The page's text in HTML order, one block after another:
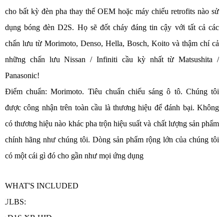
cho bất kỳ đèn pha thay thế OEM hoặc máy chiếu retrofits nào sử
dụng bóng đèn D2S. Họ sẽ đốt cháy đáng tin cậy với tất cả các
chấn lưu từ Morimoto, Denso, Hella, Bosch, Koito và thậm chí cả
những chấn lưu Nissan / Infiniti cầu kỳ nhất từ ​​Matsushita /
Panasonic!
Điểm chuẩn: Morimoto. Tiêu chuẩn chiếu sáng ô tô. Chúng tôi
được công nhận trên toàn cầu là thương hiệu để đánh bại. Không
có thương hiệu nào khác pha trộn hiệu suất và chất lượng sản phẩm
chính hãng như chúng tôi. Dòng sản phẩm rộng lớn của chúng tôi
có một cái gì đó cho gần như mọi ứng dụng
WHAT'S INCLUDED